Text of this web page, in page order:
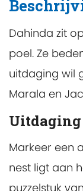
Dahinda zit
poel. Ze
uitdaging wil
Marala en
Uitdaging
Markeer een
nest ligt aan
puzzelstuk